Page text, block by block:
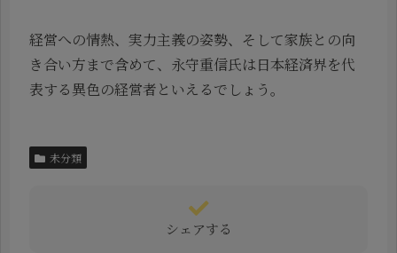
経営への情熱、実力主義の姿勢、そして家族との向
き合い方まで含めて、永守重信氏は日本経済界を代
表する異色の経営者といえるでしょう。
未分類
シェアする